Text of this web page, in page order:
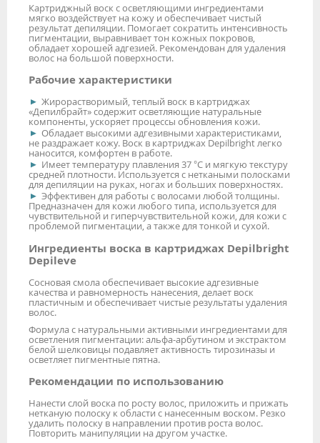
Картриджный воск с осветляющими ингредиентами
мягко воздействует на кожу и обеспечивает чистый
результат депиляции. Помогает сократить интенсивность
пигментации, выравнивает тон кожных покровов,
обладает хорошей адгезией. Рекомендован для удаления
волос на большой поверхности.
Рабочие характеристики
Жирорастворимый, теплый воск в картриджах
«Депилбрайт» содержит осветляющие натуральные
компоненты, ускоряет процессы обновления кожи.
Обладает высокими адгезивными характеристиками,
не раздражает кожу. Воск в картриджах Depilbright легко
наносится, комфортен в работе.
Имеет температуру плавления 37 °С и мягкую текстуру
средней плотности. Используется с неткаными полосками
для депиляции на руках, ногах и больших поверхностях.
Эффективен для работы с волосами любой толщины.
Предназначен для кожи любого типа, используется для
чувствительной и гиперчувствительной кожи, для кожи с
проблемой пигментации, а также для тонкой и сухой.
Ингредиенты воска в картриджах Depilbright
Depileve
Сосновая смола обеспечивает высокие адгезивные
качества и равномерность нанесения, делает воск
пластичным и обеспечивает чистые результаты удаления
волос.
Формула с натуральными активными ингредиентами для
осветления пигментации: альфа-арбутином и экстрактом
белой шелковицы подавляет активность тирозиназы и
осветляет пигментные пятна.
Рекомендации по использованию
Нанести слой воска по росту волос, приложить и прижать
нетканую полоску к области с нанесенным воском. Резко
удалить полоску в направлении против роста волос.
Повторить манипуляции на другом участке.